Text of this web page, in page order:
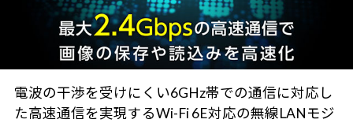
電波の干渉を受けにくい6GHz帯での通信に対応し
た高速通信を実現するWi-Fi 6E対応の無線LANモジ